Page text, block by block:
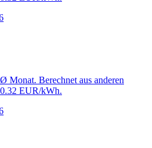
Monat. Berechnet aus anderen
EUR/kWh.